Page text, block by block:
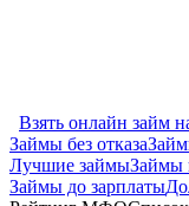
Взять онлайн займ
Займы без отказа
Лучшие займыЗаймы
Займы до зарплаты